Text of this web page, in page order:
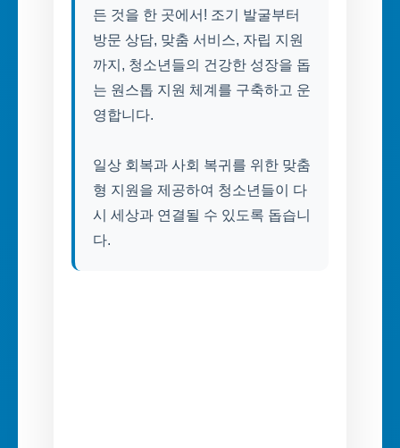
든 것을 한 곳에서! 조기 발굴부터
방문 상담, 맞춤 서비스, 자립 지원
까지, 청소년들의 건강한 성장을 돕
는 원스톱 지원 체계를 구축하고 운
영합니다.
일상 회복과 사회 복귀를 위한 맞춤
형 지원을 제공하여 청소년들이 다
시 세상과 연결될 수 있도록 돕습니
다.